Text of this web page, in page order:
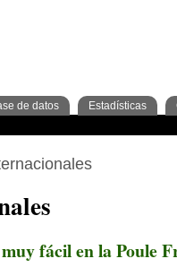
fácil en la Poule
de datos
Estadísticas